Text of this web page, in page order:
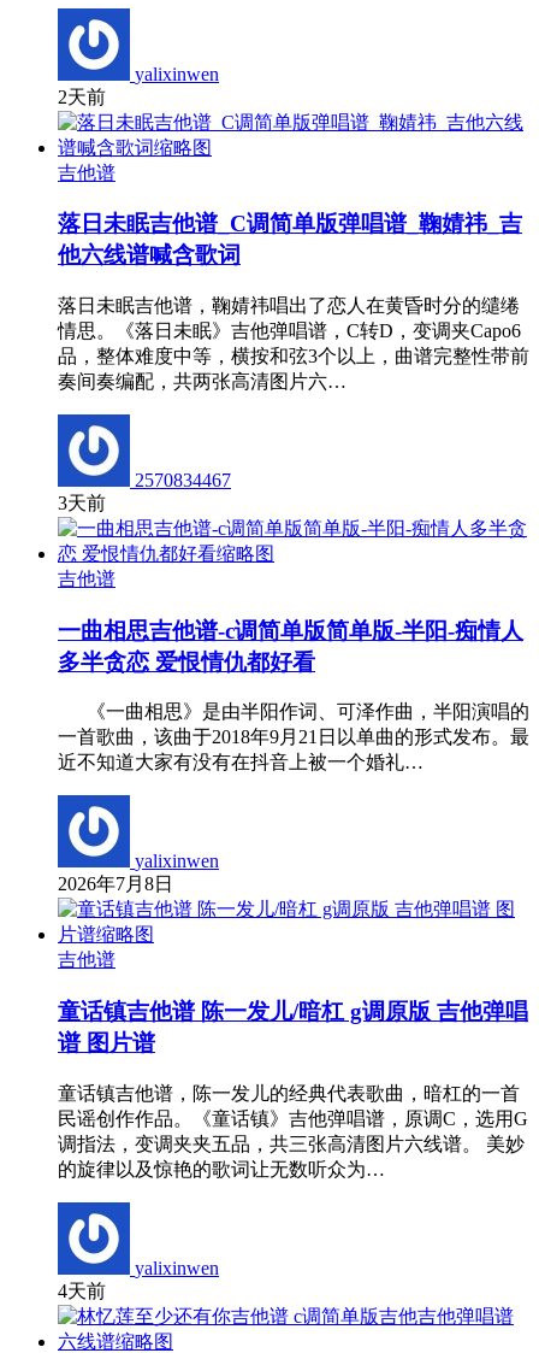
yalixinwen
2天前
吉他谱
落日未眠吉他谱_C调简单版弹唱谱_鞠婧祎_吉
他六线谱喊含歌词
落日未眠吉他谱，鞠婧祎唱出了恋人在黄昏时分的缱绻
情思。《落日未眠》吉他弹唱谱，C转D，变调夹Capo6
品，整体难度中等，横按和弦3个以上，曲谱完整性带前
奏间奏编配，共两张高清图片六…
2570834467
3天前
吉他谱
一曲相思吉他谱-c调简单版简单版-半阳-痴情人
多半贪恋 爱恨情仇都好看
《一曲相思》是由半阳作词、可泽作曲，半阳演唱的
一首歌曲，该曲于2018年9月21日以单曲的形式发布。最
近不知道大家有没有在抖音上被一个婚礼…
yalixinwen
2026年7月8日
吉他谱
童话镇吉他谱 陈一发儿/暗杠 g调原版 吉他弹唱
谱 图片谱
童话镇吉他谱，陈一发儿的经典代表歌曲，暗杠的一首
民谣创作作品。《童话镇》吉他弹唱谱，原调C，选用G
调指法，变调夹夹五品，共三张高清图片六线谱。 美妙
的旋律以及惊艳的歌词让无数听众为…
yalixinwen
4天前